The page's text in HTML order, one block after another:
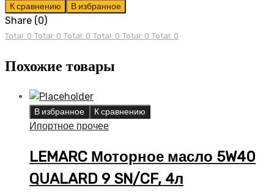
К сравнению В избранное
Share (0)
Total: 0 Total: 0 Total: 0 Total: 0 Total: 0 Total: 0
Похожие товары
В избранное К сравнению
Ипортное прочее
LEMARC Моторное масло 5W40
QUALARD 9 SN/CF, 4л